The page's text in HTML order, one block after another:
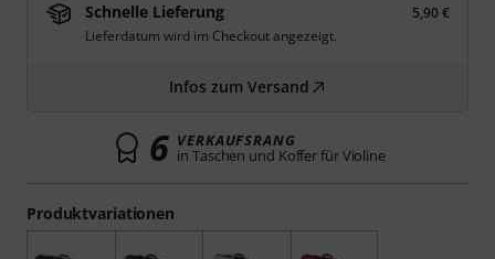
Produktvariationen
Schnelle Lieferung
5,90 €
Lieferdatum wird im Checkout angezeigt.
Infos zum Versand
6 VERKAUFSRANG
in Taschen und Koffer für Violine